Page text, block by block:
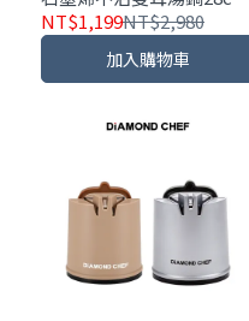
｜含蓋｜IH爐可用
NT$1,199NT$2,980
加入購物車